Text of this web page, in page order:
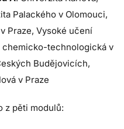
Palackého v Olomouci,
Praze, Vysoké učení
chemicko-technologická v
Budějovicích,
v Praze
z pěti modulů: